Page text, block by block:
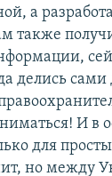
а
также
делись
И в
для
но между